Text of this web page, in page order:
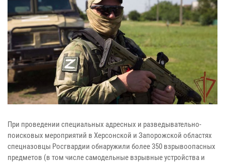
При проведении специальных адресных и разведывательно-
поисковых мероприятий в Херсонской и Запорожской областях
спецназовцы Росгвардии обнаружили более 350 взрывоопасных
предметов (в том числе самодельные взрывные устройства и